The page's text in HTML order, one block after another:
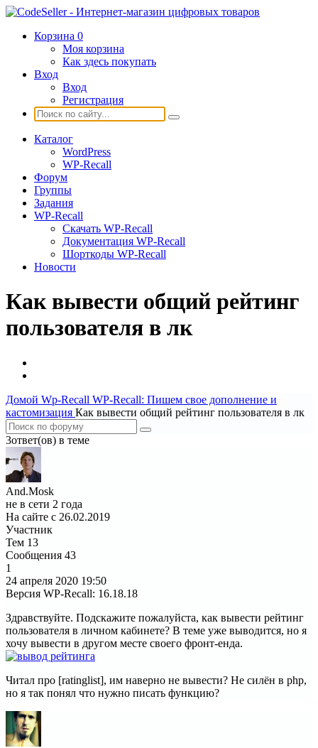
Корзина 0
Моя корзина
Как здесь покупать
Вход
Вход
Регистрация
Каталог
WordPress
WP-Recall
Форум
Группы
Задания
WP-Recall
Скачать WP-Recall
Документация WP-Recall
Шорткоды WP-Recall
Новости
Как вывести общий рейтинг
пользователя в лк
Домой Wp-Recall WP-Recall: Пишем свое дополнение и
кастомизация Как вывести общий рейтинг пользователя в лк
3ответ(ов) в теме
And.Mosk
не в сети 2 года
На сайте с 26.02.2019
Участник
Тем 13
Сообщения 43
1
24 апреля 2020 19:50
Версия WP-Recall: 16.18.18
Здравствуйте. Подскажите пожалуйста, как вывести рейтинг
пользователя в личном кабинете? В теме уже выводится, но я
хочу вывести в другом месте своего фронт-енда.
Читал про [ratinglist], им наверно не вывести? Не силён в php,
но я так понял что нужно писать функцию?